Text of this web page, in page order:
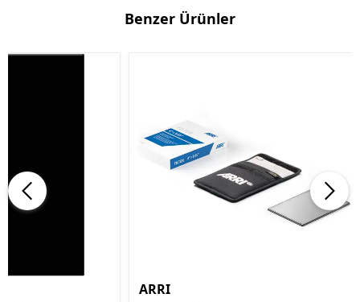
Benzer Ürünler
ARRI